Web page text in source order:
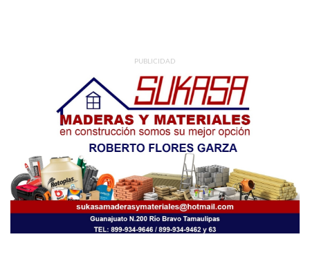
PUBLICIDAD